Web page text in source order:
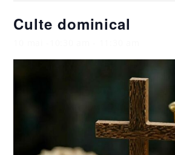
Culte dominical